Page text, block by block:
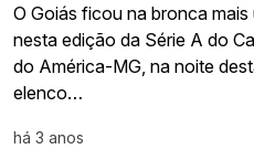
O Goiás ficou na bronca
nesta edição da Série A do
do América-MG, na noite
elenco…
há 3 anos